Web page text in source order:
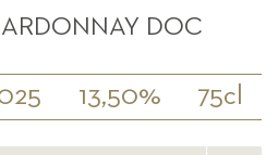
DOC
13,50% 75cl